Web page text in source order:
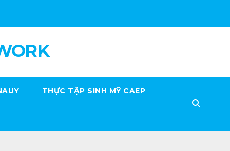
THỰC TẬP SINH MỸ CAEP